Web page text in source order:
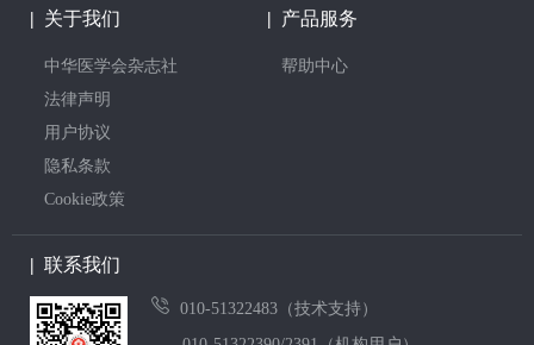
| 关于我们
中华医学会杂志社
法律声明
用户协议
隐私条款
Cookie政策
| 产品服务
帮助中心
| 联系我们
010-51322483（技术支持）